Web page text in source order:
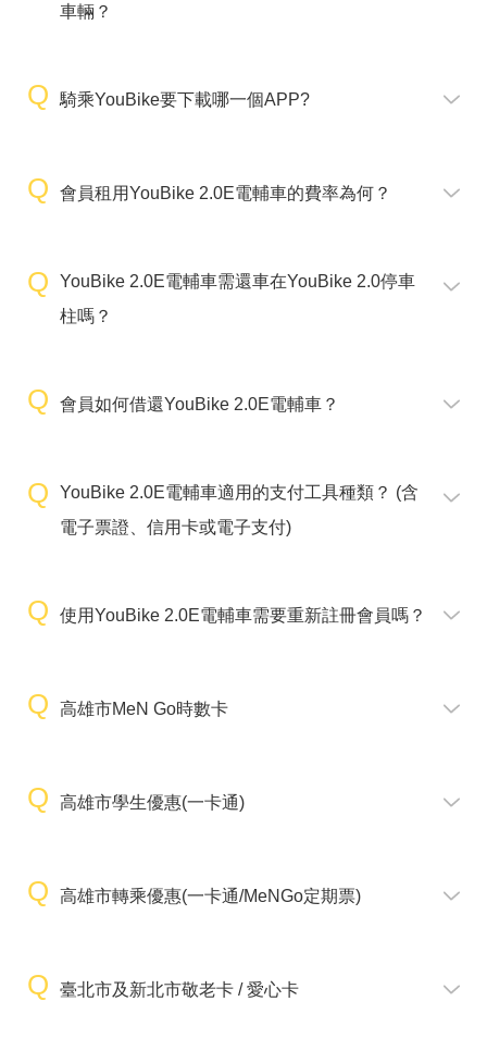
車輛？
騎乘YouBike要下載哪一個APP?
會員租用YouBike 2.0E電輔車的費率為何？
YouBike 2.0E電輔車需還車在YouBike 2.0停車
柱嗎？
會員如何借還YouBike 2.0E電輔車？
YouBike 2.0E電輔車適用的支付工具種類？ (含
電子票證、信用卡或電子支付)
使用YouBike 2.0E電輔車需要重新註冊會員嗎？
高雄市MeN Go時數卡
高雄市學生優惠(一卡通)
高雄市轉乘優惠(一卡通/MeNGo定期票)
臺北市及新北市敬老卡 / 愛心卡